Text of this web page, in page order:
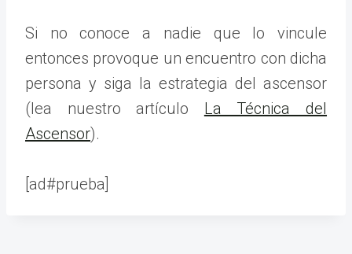
Si no conoce a nadie que lo vincule
entonces provoque un encuentro con dicha
persona y siga la estrategia del ascensor
(lea nuestro artículo La Técnica del
Ascensor).
[ad#prueba]